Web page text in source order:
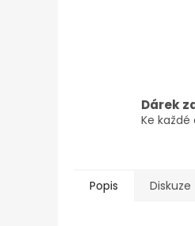
Dárek
Ke
Popis Diskuze